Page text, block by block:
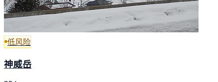
低风险
神威岳